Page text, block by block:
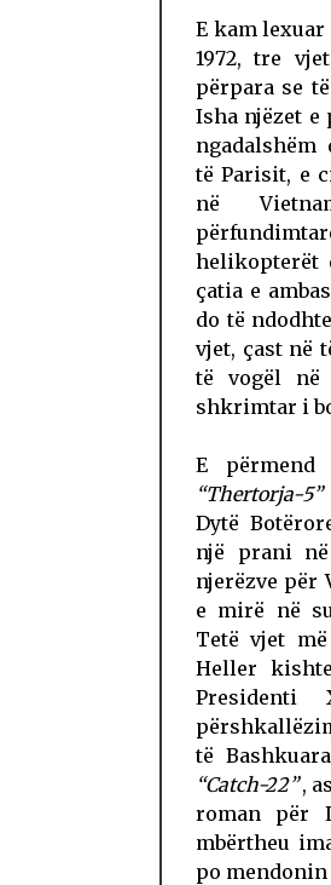
E kam lexuar
1972, tre
përpara se
Isha njëzet e
ngadalshëm
të Parisit, e
në
helikopterët
çatia e
do të
vjet, çast në
të vogël në
shkrimtar i
E përmend
“Thertorja-5”
Dytë
një prani
njerëzve për
e mirë në
Tetë vjet
Heller
Presidenti
të
“Catch-22”,
roman për
mbërtheu
po